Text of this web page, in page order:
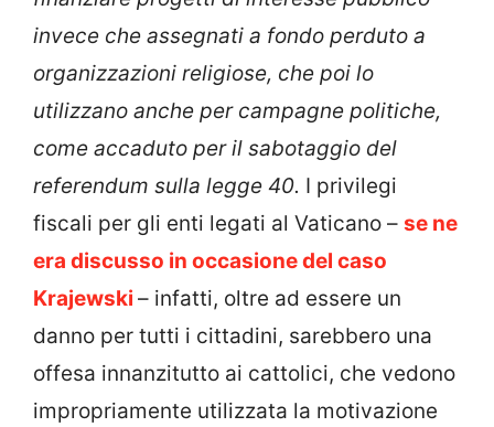
invece che assegnati a fondo perduto a
organizzazioni religiose, che poi lo
utilizzano anche per campagne politiche,
come accaduto per il sabotaggio del
referendum sulla legge 40. I privilegi
fiscali per gli enti legati al Vaticano – se ne
era discusso in occasione del caso
Krajewski – infatti, oltre ad essere un
danno per tutti i cittadini, sarebbero una
offesa innanzitutto ai cattolici, che vedono
impropriamente utilizzata la motivazione